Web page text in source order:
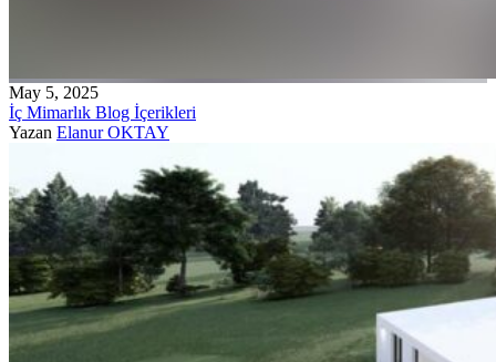
May 5, 2025
İç Mimarlık Blog İçerikleri
Yazan Elanur OKTAY